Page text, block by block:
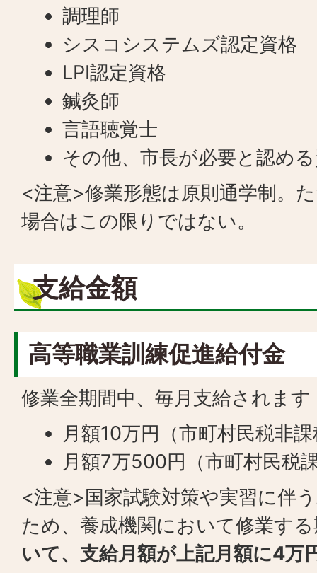
調理師
シスコシステムズ認定資格
LPI認定資格
鍼灸師
言語聴覚士
その他、市長が必要と認め
<注意>修業形態は原則通学制。
場合はこの限りではない。
支給金額
高等職業訓練促進給付金
修業全期間中、毎月支給されま
月額10万円（市町村民税非
月額7万500円（市町村民税
<注意>国家試験対策や実習に伴
ため、養成機関において修業す
いて、支給月額が上記月額に4万